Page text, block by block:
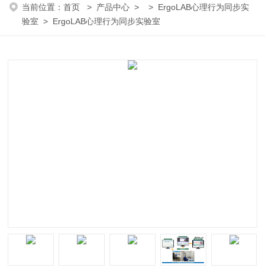
当前位置：首页 > 产品中心 > > ErgoLAB心理行为同步实
验室 > ErgoLAB心理行为同步实验室